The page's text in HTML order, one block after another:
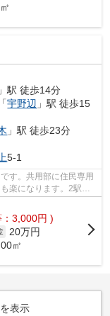
」駅 徒歩14分
「宇野辺 」駅 徒歩15
」駅 徒歩23分
5-1
す。共用部に住民専用
楽になります。2駅利
3,000円 )
20万円
㎡
表示